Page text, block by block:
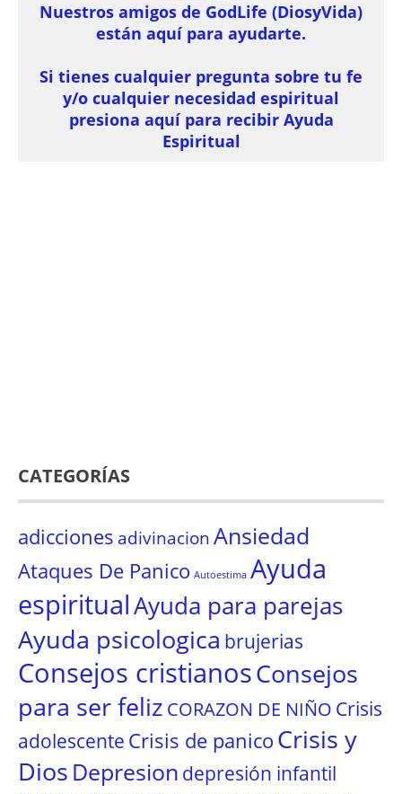
Nuestros amigos de GodLife (DiosyVida)
están aquí para ayudarte.
Si tienes cualquier pregunta sobre tu fe
y/o cualquier necesidad espiritual
presiona aquí para recibir Ayuda
Espiritual
CATEGORÍAS
adicciones adivinacionAnsiedad
Ataques De Panico Autoestima Ayuda
espiritualAyuda para parejas
Ayuda psicologica brujerias
Consejos cristianosConsejos
para ser feliz CORAZON DE NIÑO Crisis
adolescente Crisis de panicoCrisis y
Dios Depresion depresión infantil